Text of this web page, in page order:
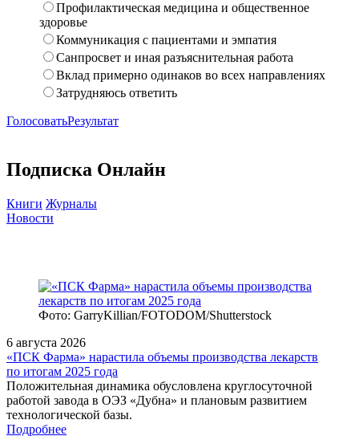
Профилактическая медицина и общественное
здоровье
Коммуникация с пациентами и эмпатия
Санпросвет и иная разъяснительная работа
Вклад примерно одинаков во всех направлениях
Затрудняюсь ответить
ГолосоватьРезультат
Подписка Онлайн
Книги Журналы
Новости
Фото: GarryKillian/FOTODOM/Shutterstock
6 августа 2026
«ПСК Фарма» нарастила объемы производства лекарств
по итогам 2025 года
Положительная динамика обусловлена круглосуточной
работой завода в ОЭЗ «Дубна» и плановым развитием
технологической базы.
Подробнее